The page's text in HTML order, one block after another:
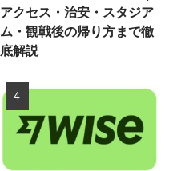
アクセス・治安・スタジア
ム・観戦後の帰り方まで徹
底解説